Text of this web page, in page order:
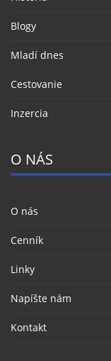
Blogy
Mladí dnes
Cestovanie
Inzercia
O NÁS
O nás
Cenník
Linky
Napíšte nám
Kontakt